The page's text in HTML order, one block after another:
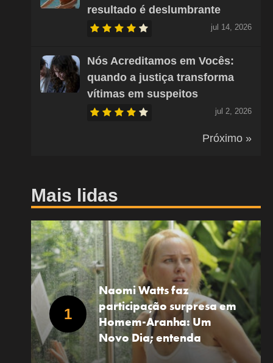
resultado é deslumbrante
jul 14, 2026
Nós Acreditamos em Vocês:
quando a justiça transforma
vítimas em suspeitos
jul 2, 2026
Próximo »
Mais lidas
Naomi Watts faz
participação surpresa em
Homem-Aranha: Um
Novo Dia; entenda